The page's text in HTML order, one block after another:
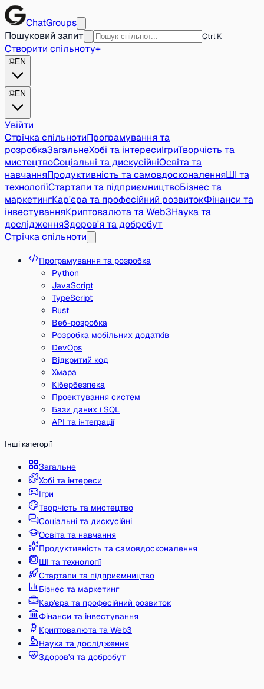
ChatGroups
Пошуковий запит
Ctrl K
Створити спільноту+
🌐EN
🌐EN
Увійти
Стрічка спільнотиПрограмування та
розробкаЗагальнеХобі та інтересиІгриТворчість та
мистецтвоСоціальні та дискусійніОсвіта та
навчанняПродуктивність та самовдосконаленняШІ та
технологіїСтартапи та підприємництвоБізнес та
маркетингКар'єра та професійний розвитокФінанси та
інвестуванняКриптовалюта та Web3Наука та
дослідженняЗдоров'я та добробут
Стрічка спільноти
Програмування та розробка
Python
JavaScript
TypeScript
Rust
Веб-розробка
Розробка мобільних додатків
DevOps
Відкритий код
Хмара
Кібербезпека
Проектування систем
Бази даних і SQL
API та інтеграції
Інші категорії
Загальне
Хобі та інтереси
Ігри
Творчість та мистецтво
Соціальні та дискусійні
Освіта та навчання
Продуктивність та самовдосконалення
ШІ та технології
Стартапи та підприємництво
Бізнес та маркетинг
Кар'єра та професійний розвиток
Фінанси та інвестування
Криптовалюта та Web3
Наука та дослідження
Здоров'я та добробут